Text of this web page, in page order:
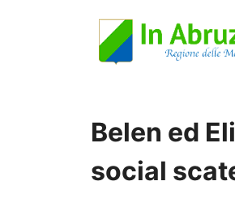
Belen ed
social